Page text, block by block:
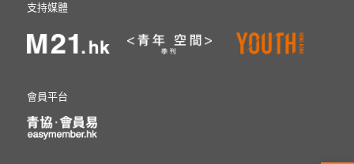
支持媒體
會員平台